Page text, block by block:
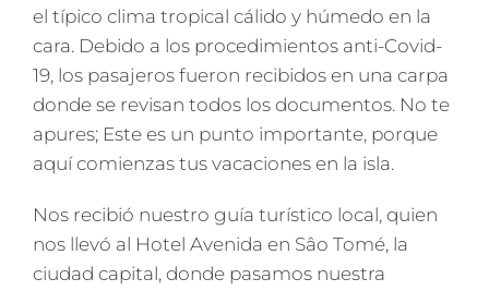
el típico clima tropical cálido y húmedo en la
cara. Debido a los procedimientos anti-Covid-
19, los pasajeros fueron recibidos en una carpa
donde se revisan todos los documentos. No te
apures; Este es un punto importante, porque
aquí comienzas tus vacaciones en la isla.
Nos recibió nuestro guía turístico local, quien
nos llevó al Hotel Avenida en Sâo Tomé, la
ciudad capital, donde pasamos nuestra